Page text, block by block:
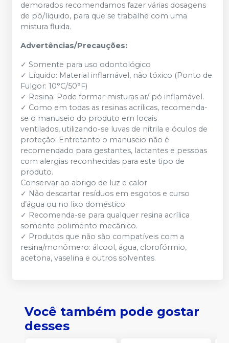
demorados recomendamos fazer várias dosagens
de pó/líquido, para que se trabalhe com uma
mistura fluida.
Advertências/Precauções:
✓ Somente para uso odontológico
✓ Líquido: Material inflamável, não tóxico (Ponto de
Fulgor: 10°C/50°F)
✓ Resina: Pode formar misturas ar/ pó inflamável.
✓ Como em todas as resinas acrílicas, recomenda-
se o manuseio do produto em locais
ventilados, utilizando-se luvas de nitrila e óculos de
proteção. Entretanto o manuseio não é
recomendado para gestantes, lactantes e pessoas
com alergias reconhecidas para este tipo de
produto.
Conservar ao abrigo de luz e calor
✓ Não descartar resíduos em esgotos e curso
d’água ou no lixo doméstico
✓ Recomenda-se para qualquer resina acrílica
somente polimento mecânico.
✓ Produtos que não são compatíveis com a
resina/monômero: álcool, água, clorofórmio,
acetona, vaselina e outros solventes.
Você também pode gostar
desses